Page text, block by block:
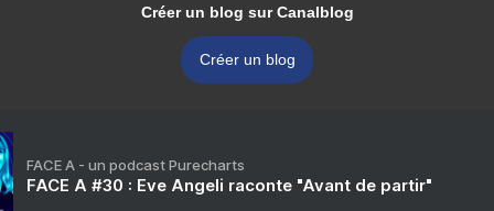
Créer un blog sur Canalblog
Créer un blog
FACE A - un podcast Purecharts
FACE A #30 : Eve Angeli raconte "Avant de partir"